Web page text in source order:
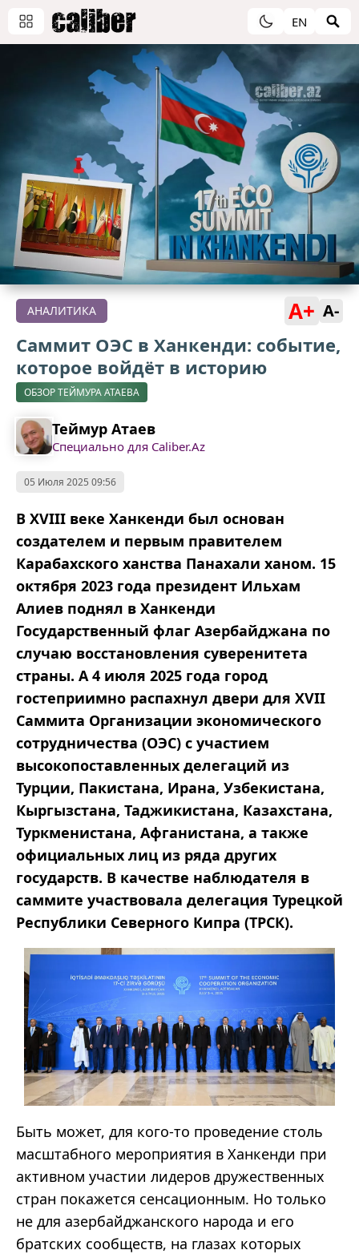
EN
АНАЛИТИКА A+ A-
Саммит ОЭС в Ханкенди: событие,
которое войдёт в историю
ОБЗОР ТЕЙМУРА АТАЕВА
Теймур Атаев
Специально для Caliber.Az
05 Июля 2025 09:56
В XVIII веке Ханкенди был основан
создателем и первым правителем
Карабахского ханства Панахали ханом. 15
октября 2023 года президент Ильхам
Алиев поднял в Ханкенди
Государственный флаг Азербайджана по
случаю восстановления суверенитета
страны. А 4 июля 2025 года город
гостеприимно распахнул двери для XVII
Саммита Организации экономического
сотрудничества (ОЭС) с участием
высокопоставленных делегаций из
Турции, Пакистана, Ирана, Узбекистана,
Кыргызстана, Таджикистана, Казахстана,
Туркменистана, Афганистана, а также
официальных лиц из ряда других
государств. В качестве наблюдателя в
саммите участвовала делегация Турецкой
Республики Северного Кипра (ТРСК).
Быть может, для кого-то проведение столь
масштабного мероприятия в Ханкенди при
активном участии лидеров дружественных
стран покажется сенсационным. Но только
не для азербайджанского народа и его
братских сообществ, на глазах которых